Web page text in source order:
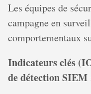
Les équipes de
campagne en
comportementaux
Indicateurs clés
de détection SIEM